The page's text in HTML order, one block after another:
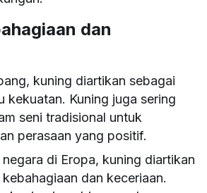
dan
kuning diartikan sebagai
kekuatan. Kuning juga sering
seni tradisional untuk
perasaan yang positif.
di Eropa, kuning diartikan
dan keceriaan.